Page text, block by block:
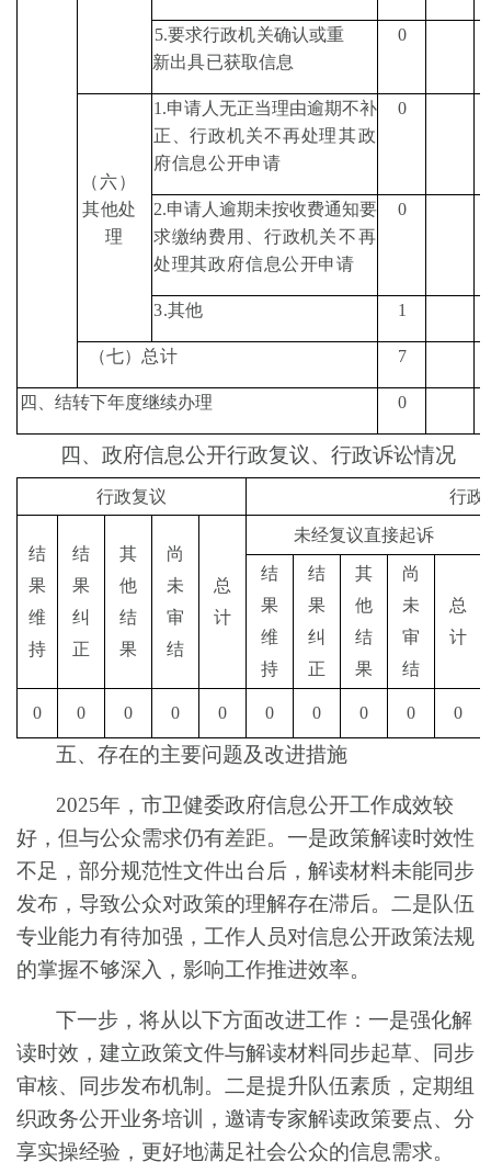
5.要求行政机关确认或重
新出具已获取信息
0
（ 六）
其他处
理
1.申请人无正当理由逾期不补
正、行政机关不再处理其政
府信息公开申请
0
2.申请人逾期未按收费通知要
求缴纳费用、行政机关不再
处理其政府信息公开申请
0
3.其他 1
（七） 总计 7
四、结转下年度继续办理 0
四、政府信息公开行政复议、行政诉讼情况
行政复议 行政
结
果
维
持
结
果
纠
正
其
他
结
果
尚
未
审
结
总
计
未经复议直接起诉
结
果
维
持
结
果
纠
正
其
他
结
果
尚
未
审
结
总
计
0 0 0 0 0 0 0 0 0 0
五、存在的主要问题及改进措施
2025年，市卫健委政府信息公开工作成效较
好，但与公众需求仍有差距。 一是政策解读时效性
不足，部分规范性文件出台后，解读材料未能同步
发布，导致公众对政策的理解存在滞后。二是队伍
专业能力有待加强，工作人员对信息公开政策法规
的掌握不够深入，影响工作推进效率。
下一步，将从以下方面改进工作：一是强化解
读时效，建立政策文件与解读材料同步起草、同步
审核、同步发布机制 。二是提升队伍素质，定期组
织政务公开业务培训，邀请专家解读政策要点、分
享实操经验，更好地满足社会公众的信息需求。